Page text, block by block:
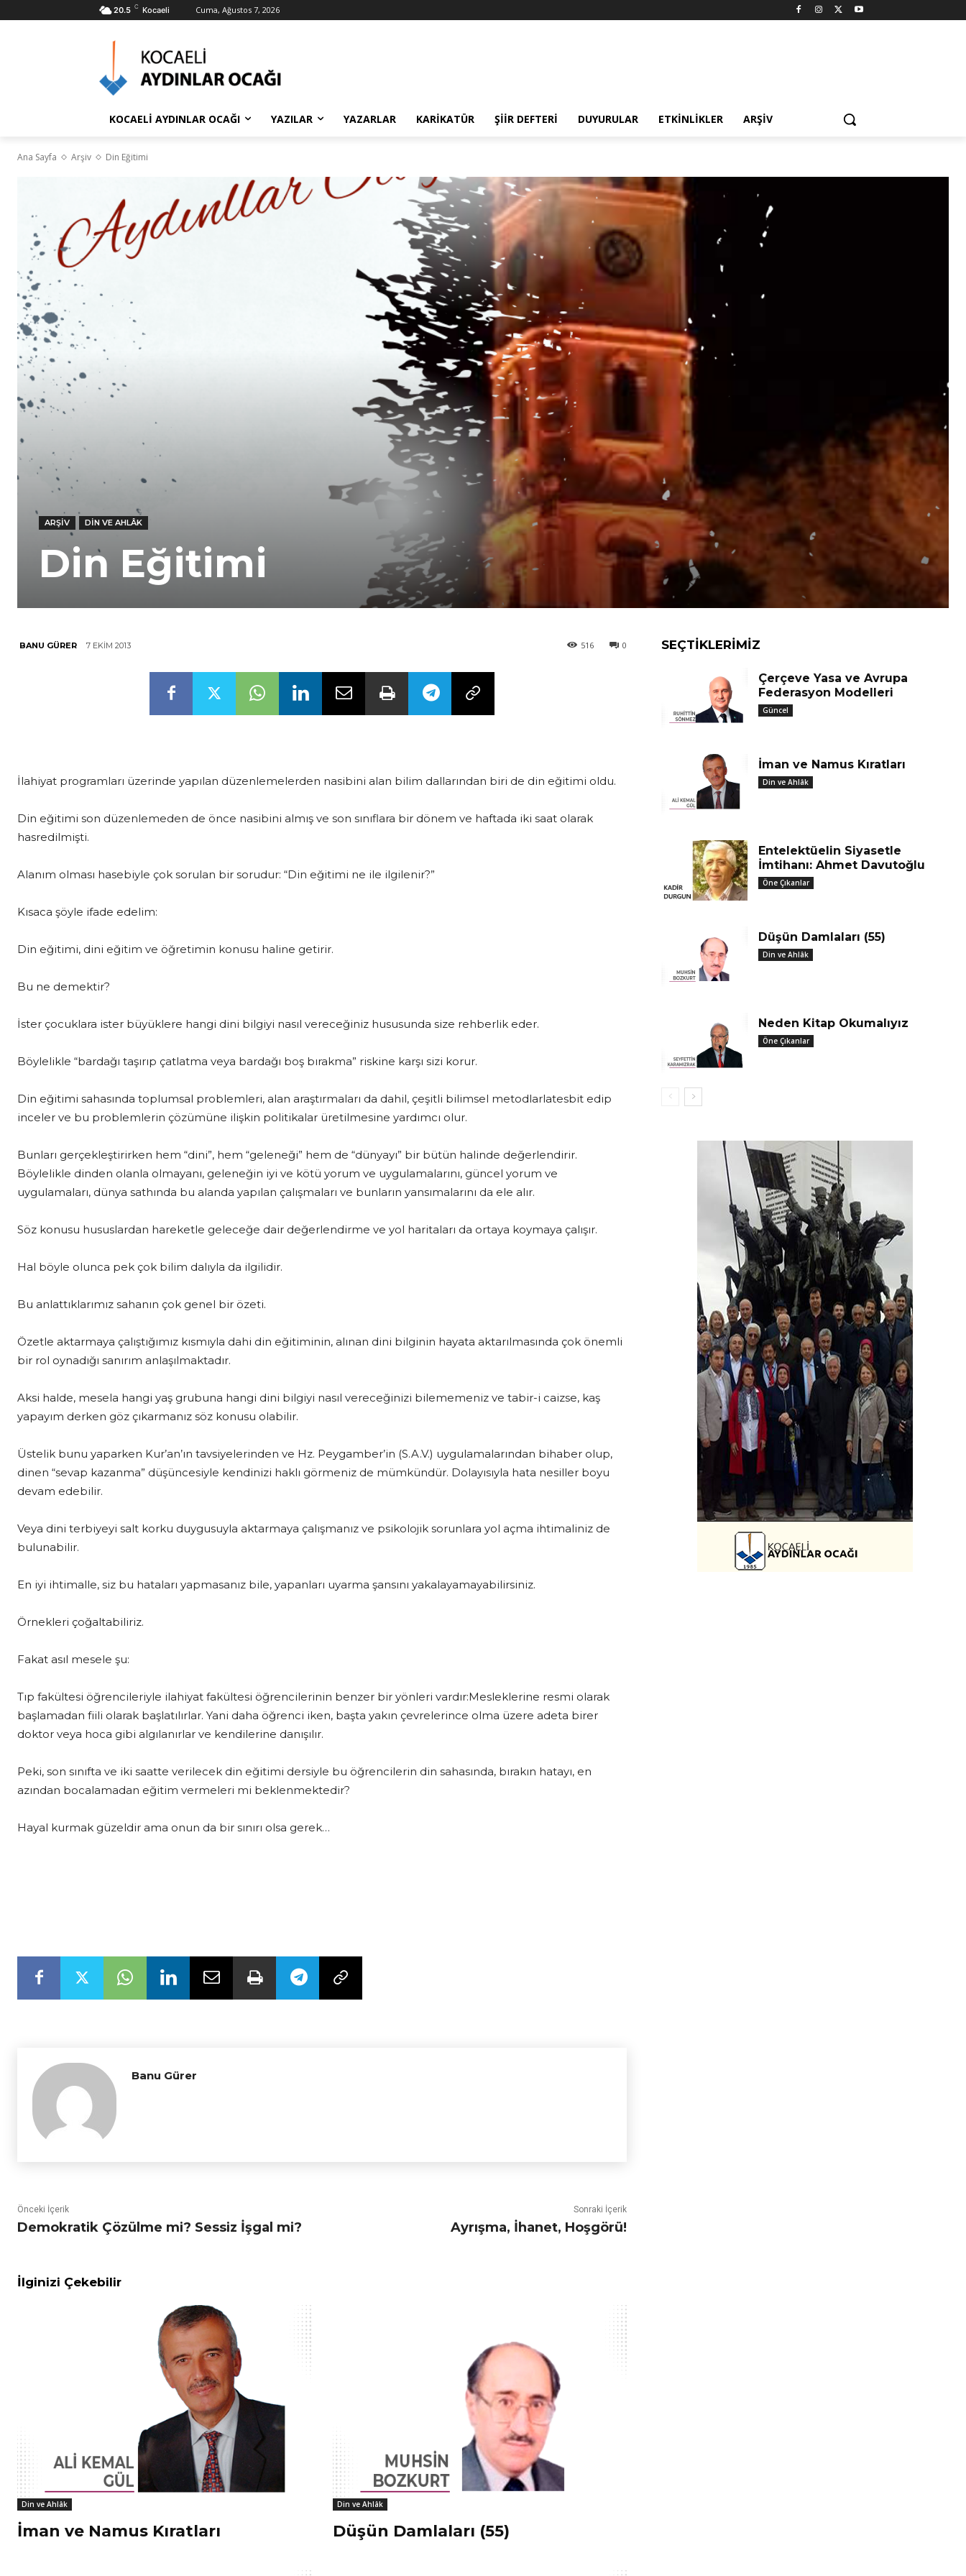
20.5 C Kocaeli Cuma, Ağustos 7, 2026
KOCAELİ AYDINLAR OCAĞI YAZILAR YAZARLAR KARIKATÜR ŞIIR DEFTERI DUYURULAR ETKINLIKLER ARŞIV
Ana Sayfa Arşiv Din Eğitimi
ARŞIV DIN VE AHLÂK
Din Eğitimi
BANU GÜRER 7 EKIM 2013 0
516
İlahiyat programları üzerinde yapılan düzenlemelerden nasibini alan bilim dallarından biri de din eğitimi oldu.
Din eğitimi son düzenlemeden de önce nasibini almış ve son sınıflara bir dönem ve haftada iki saat olarak
hasredilmişti.
Alanım olması hasebiyle çok sorulan bir sorudur: “Din eğitimi ne ile ilgilenir?”
Kısaca şöyle ifade edelim:
Din eğitimi, dini eğitim ve öğretimin konusu haline getirir.
Bu ne demektir?
İster çocuklara ister büyüklere hangi dini bilgiyi nasıl vereceğiniz hususunda size rehberlik eder.
Böylelikle “bardağı taşırıp çatlatma veya bardağı boş bırakma” riskine karşı sizi korur.
Din eğitimi sahasında toplumsal problemleri, alan araştırmaları da dahil, çeşitli bilimsel metodlarlatesbit edip
inceler ve bu problemlerin çözümüne ilişkin politikalar üretilmesine yardımcı olur.
Bunları gerçekleştirirken hem “dini”, hem “geleneği” hem de “dünyayı” bir bütün halinde değerlendirir.
Böylelikle dinden olanla olmayanı, geleneğin iyi ve kötü yorum ve uygulamalarını, güncel yorum ve
uygulamaları, dünya sathında bu alanda yapılan çalışmaları ve bunların yansımalarını da ele alır.
Söz konusu hususlardan hareketle geleceğe dair değerlendirme ve yol haritaları da ortaya koymaya çalışır.
Hal böyle olunca pek çok bilim dalıyla da ilgilidir.
Bu anlattıklarımız sahanın çok genel bir özeti.
Özetle aktarmaya çalıştığımız kısmıyla dahi din eğitiminin, alınan dini bilginin hayata aktarılmasında çok önemli
bir rol oynadığı sanırım anlaşılmaktadır.
Aksi halde, mesela hangi yaş grubuna hangi dini bilgiyi nasıl vereceğinizi bilememeniz ve tabir-i caizse, kaş
yapayım derken göz çıkarmanız söz konusu olabilir.
Üstelik bunu yaparken Kur’an’ın tavsiyelerinden ve Hz. Peygamber’in (S.A.V.) uygulamalarından bihaber olup,
dinen “sevap kazanma” düşüncesiyle kendinizi haklı görmeniz de mümkündür. Dolayısıyla hata nesiller boyu
devam edebilir.
Veya dini terbiyeyi salt korku duygusuyla aktarmaya çalışmanız ve psikolojik sorunlara yol açma ihtimaliniz de
bulunabilir.
En iyi ihtimalle, siz bu hataları yapmasanız bile, yapanları uyarma şansını yakalayamayabilirsiniz.
Örnekleri çoğaltabiliriz.
Fakat asıl mesele şu:
Tıp fakültesi öğrencileriyle ilahiyat fakültesi öğrencilerinin benzer bir yönleri vardır:Mesleklerine resmi olarak
başlamadan fiili olarak başlatılırlar. Yani daha öğrenci iken, başta yakın çevrelerince olma üzere adeta birer
doktor veya hoca gibi algılanırlar ve kendilerine danışılır.
Peki, son sınıfta ve iki saatte verilecek din eğitimi dersiyle bu öğrencilerin din sahasında, bırakın hatayı, en
azından bocalamadan eğitim vermeleri mi beklenmektedir?
Hayal kurmak güzeldir ama onun da bir sınırı olsa gerek…
Banu Gürer
Önceki İçerik
Demokratik Çözülme mi? Sessiz İşgal mi?
Sonraki İçerik
Ayrışma, İhanet, Hoşgörü!
İlginizi Çekebilir
Din ve Ahlâk
İman ve Namus Kıratları
Din ve Ahlâk
Düşün Damlaları (55)
SEÇTIKLERIMIZ
Çerçeve Yasa ve Avrupa
Federasyon Modelleri
Güncel
İman ve Namus Kıratları
Din ve Ahlâk
Entelektüelin Siyasetle
İmtihanı: Ahmet Davutoğlu
Öne Çıkanlar
Düşün Damlaları (55)
Din ve Ahlâk
Neden Kitap Okumalıyız
Öne Çıkanlar